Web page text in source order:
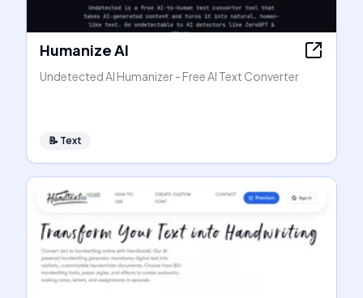
Humanize AI
Undetected AI Humanizer - Free AI Text Converter
📝 Text